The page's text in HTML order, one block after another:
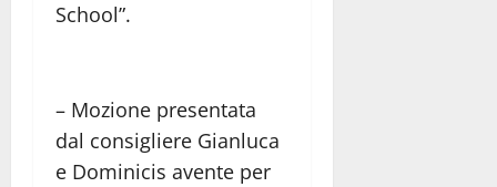
School”.
– Mozione presentata
dal consigliere Gianluca
e Dominicis avente per